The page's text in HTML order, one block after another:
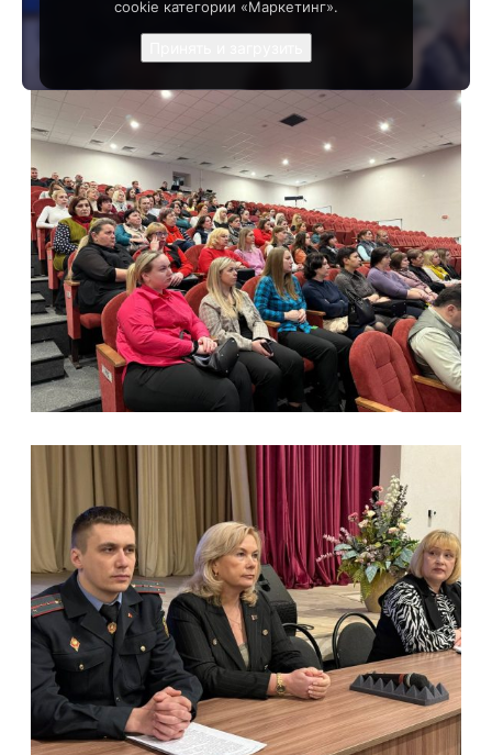
cookie категории «Маркетинг».